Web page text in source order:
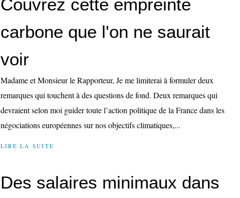
Couvrez cette empreinte
carbone que l'on ne saurait
voir
Madame et Monsieur le Rapporteur, Je me limiterai à formuler deux
remarques qui touchent à des questions de fond. Deux remarques qui
devraient selon moi guider toute l’action politique de la France dans les
négociations européennes sur nos objectifs climatiques,...
LIRE LA SUITE
Des salaires minimaux dans